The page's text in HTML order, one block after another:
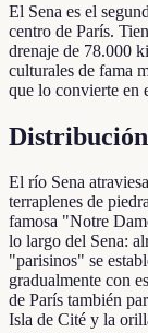
El Sena es el
centro de París.
drenaje de 78.000
culturales de fama
que lo convierte en
El río Sena
terraplenes de
famosa "Notre
lo largo del Sena:
"parisinos" se
gradualmente con
de París también
Isla de Cité y la